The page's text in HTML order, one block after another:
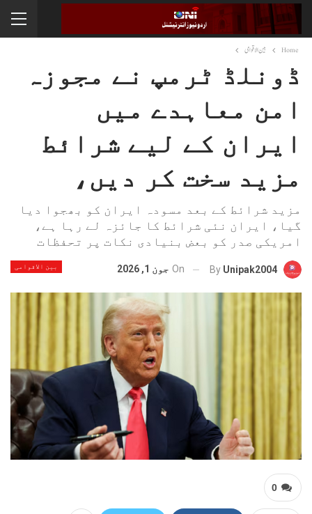
Home بین الاقوامی
ڈونلڈ ٹرمپ نے مجوزہ
امن معاہدے میں
ایران کے لیے شرائط
مزید سخت کر دیں،
مزید شرائط کے بعد مسودہ ایران کو بھجوا دیا
گیا، ایران نئی شرائط کا جائزہ لے رہا ہے،
امریکی صدر کو بعض بنیادی نکات پر تحفظات
بین الاقوامی By Unipak2004
On جون 1, 2026
0